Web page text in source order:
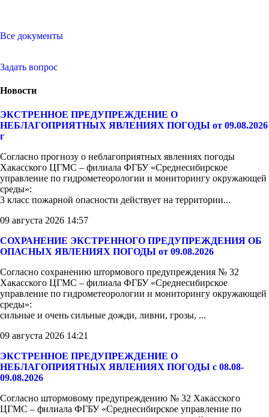
Все документы
Задать вопрос
Новости
ЭКСТРЕННОЕ ПРЕДУПРЕЖДЕНИЕ О
НЕБЛАГОПРИЯТНЫХ ЯВЛЕНИЯХ ПОГОДЫ от 09.08.2026
г
Согласно прогнозу о неблагоприятных явлениях погоды
Хакасского ЦГМС – филиала ФГБУ «Среднесибирское
управление по гидрометеорологии и мониторингу окружающей
среды»:
3 класс пожарной опасности действует на территории...
09 августа 2026 14:57
СОХРАНЕНИЕ ЭКСТРЕННОГО ПРЕДУПРЕЖДЕНИЯ ОБ
ОПАСНЫХ ЯВЛЕНИЯХ ПОГОДЫ от 09.08.2026
Согласно сохранению штормового предупреждения № 32
Хакасского ЦГМС – филиала ФГБУ «Среднесибирское
управление по гидрометеорологии и мониторингу окружающей
среды»:
сильные и очень сильные дожди, ливни, грозы, ...
09 августа 2026 14:21
ЭКСТРЕННОЕ ПРЕДУПРЕЖДЕНИЕ О
НЕБЛАГОПРИЯТНЫХ ЯВЛЕНИЯХ ПОГОДЫ с 08.08-
09.08.2026
Согласно штормовому предупреждению № 32 Хакасского
ЦГМС – филиала ФГБУ «Среднесибирское управление по